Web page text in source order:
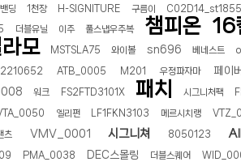
딩 1천장 H-SIGNITURE 구름이 C02D14_st1855
더블유닐 이주 풀스냅우주복 챔피온 16
모 MSTSLA75 와이볼 sn696 베네스트
2210652 ATB_0005 M201 우정파자마 페이
워크 FS2FTD3101X 패치 시그니처팩
엘리펀 LF1FKN3103 메르시치랭
츠 VMV_0001 시그니쳐 8050123
PMA_0038 DEC스몰링 더블스퀘어